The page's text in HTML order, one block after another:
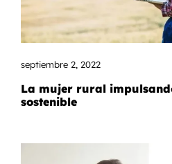
septiembre 2, 2022
La mujer rural
sostenible